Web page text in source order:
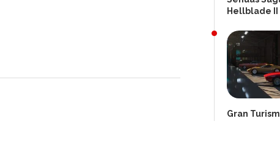
Hellblade II
Gran